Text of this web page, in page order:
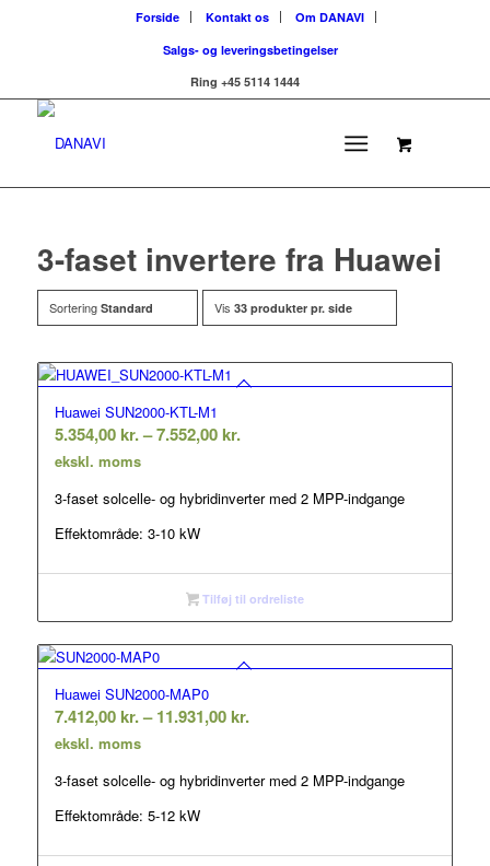
Forside Kontakt os
Om DANAVI
Salgs- og leveringsbetingelser
Ring +45 5114 1444
3-faset invertere fra Huawei
Sortering Standard Vis 33 produkter pr. side
Huawei SUN2000-KTL-M1
5.354,00 kr.– 7.552,00 kr.Prisinterval:
7.552,00 kr.
ekskl. moms
3-faset solcelle- og hybridinverter med 2 MPP-indgange
Effektområde: 3-10 kW
Tilføj til ordreliste
Huawei SUN2000-MAP0
7.412,00 kr.– 11.931,00 kr.Prisinterval:
11.931,00 kr.
ekskl. moms
3-faset solcelle- og hybridinverter med 2 MPP-indgange
Effektområde: 5-12 kW